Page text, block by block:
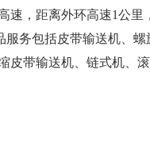
速，距离外环高速1公
务包括皮带输送机、
皮带输送机、链式机、